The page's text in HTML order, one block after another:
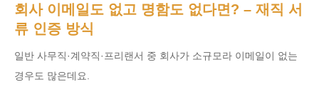
회사 이메일도 없고 명함도 없다면? – 재직 서
류 인증 방식
일반 사무직·계약직·프리랜서 중 회사가 소규모라 이메일이 없는
경우도 많은데요.